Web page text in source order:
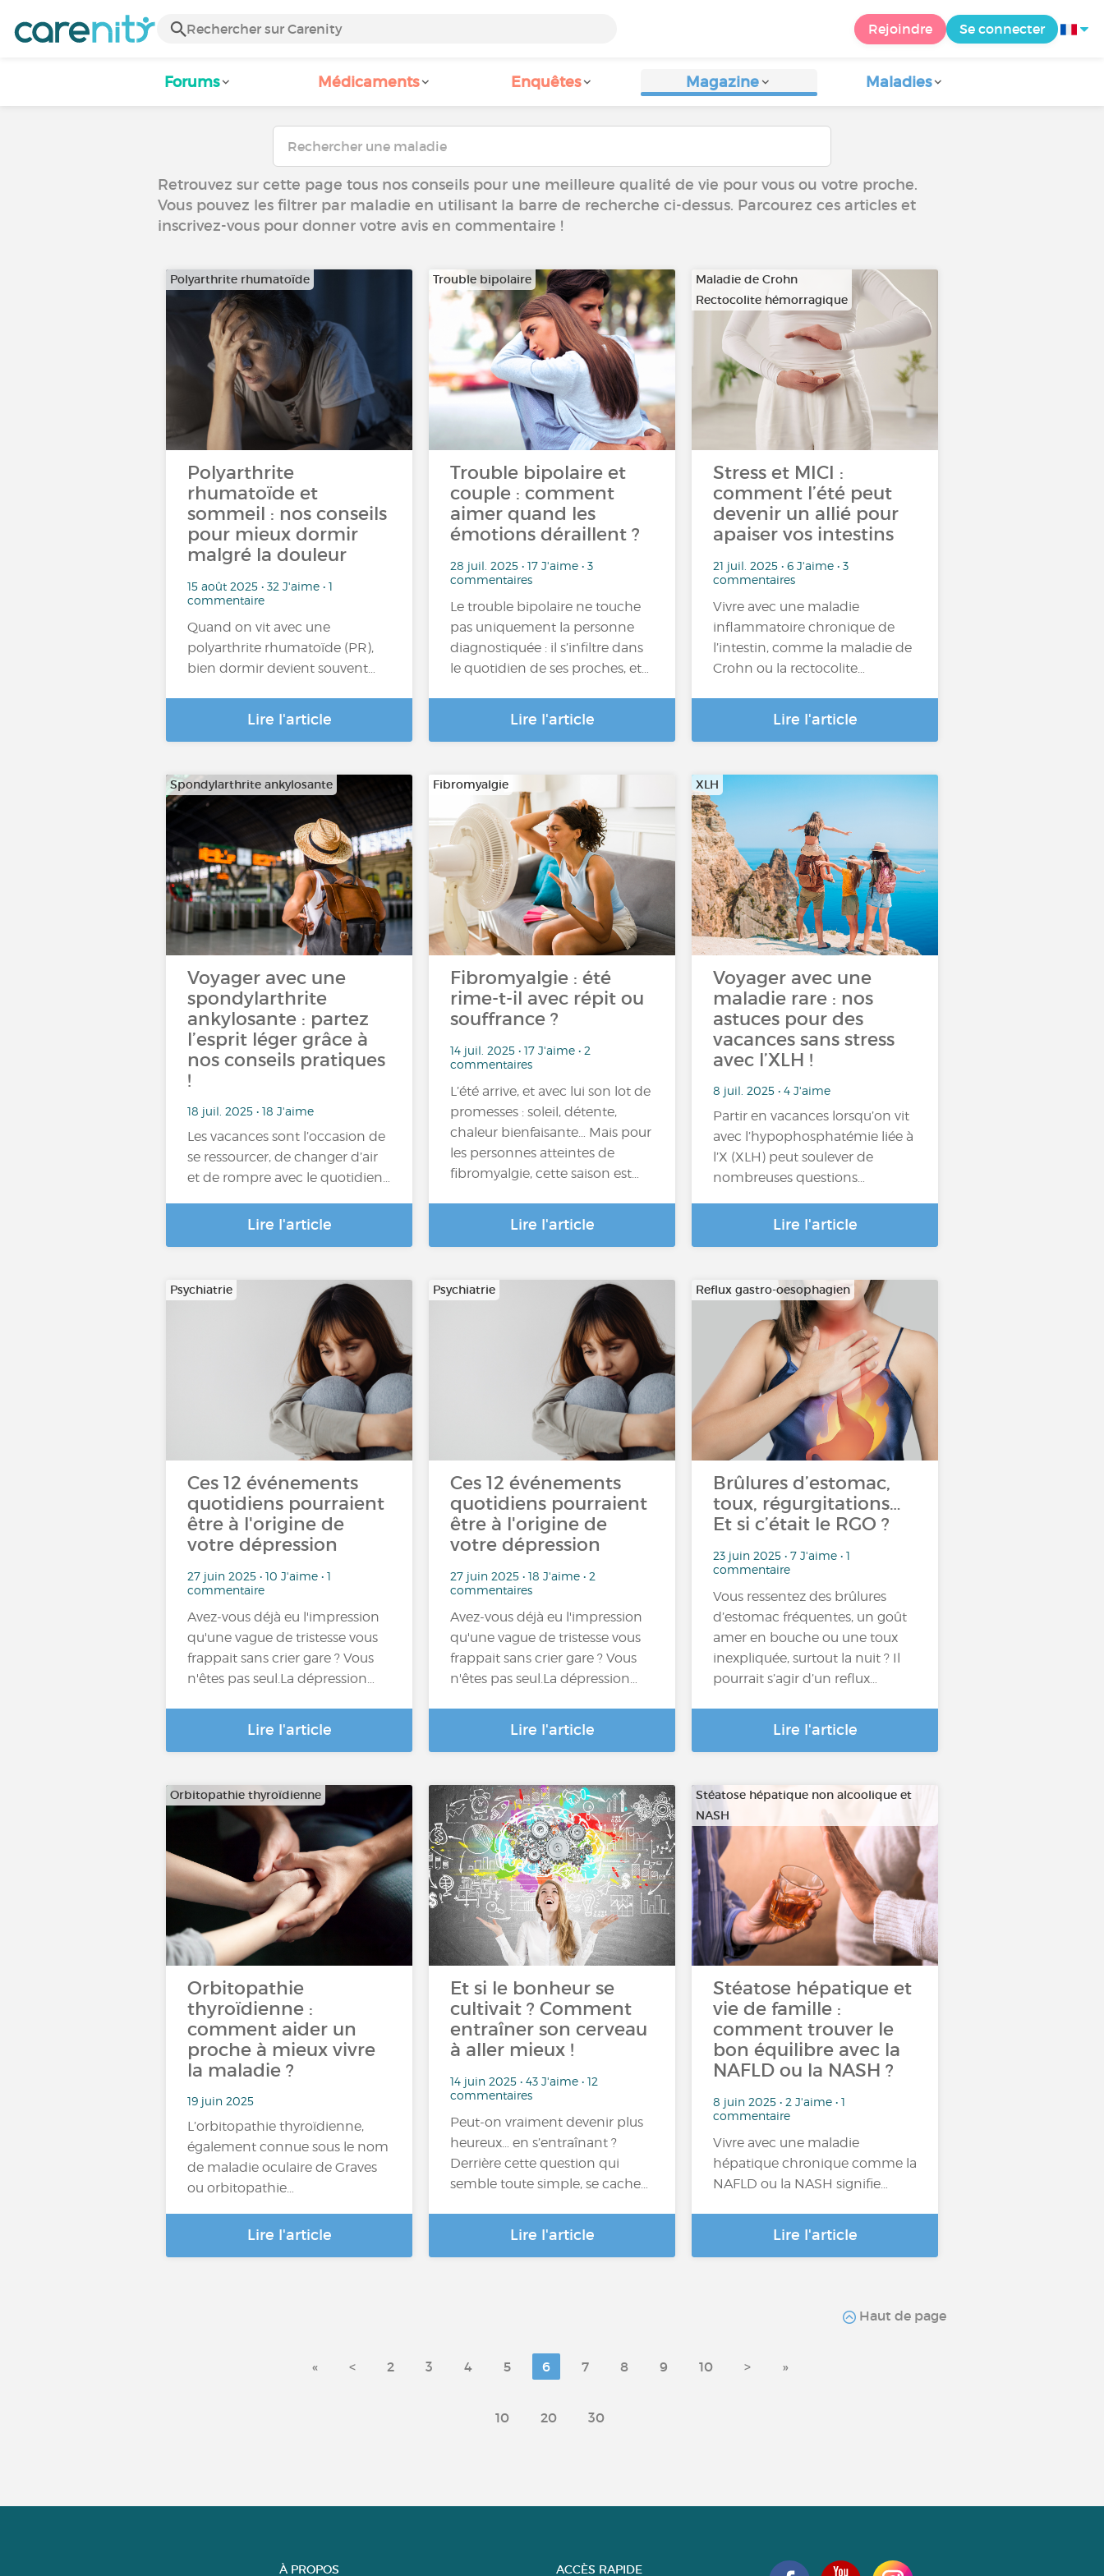
Rejoindre Se connecter
Forums Médicaments Enquêtes Magazine Maladies
Retrouvez sur cette page tous nos conseils pour une meilleure qualité de vie pour vous ou votre proche.
Vous pouvez les filtrer par maladie en utilisant la barre de recherche ci-dessus. Parcourez ces articles et
inscrivez-vous pour donner votre avis en commentaire !
Polyarthrite rhumatoïde
Polyarthrite
rhumatoïde et
sommeil : nos conseils
pour mieux dormir
malgré la douleur
15 août 2025 • 32 J'aime • 1
commentaire
Quand on vit avec une
polyarthrite rhumatoïde (PR),
bien dormir devient souvent…
Lire l'article
Trouble bipolaire
Trouble bipolaire et
couple : comment
aimer quand les
émotions déraillent ?
28 juil. 2025 • 17 J'aime • 3
commentaires
Le trouble bipolaire ne touche
pas uniquement la personne
diagnostiquée : il s’infiltre dans
le quotidien de ses proches, et…
Lire l'article
Maladie de Crohn
Rectocolite hémorragique
Stress et MICI :
comment l’été peut
devenir un allié pour
apaiser vos intestins
21 juil. 2025 • 6 J'aime • 3
commentaires
Vivre avec une maladie
inflammatoire chronique de
l’intestin, comme la maladie de
Crohn ou la rectocolite…
Lire l'article
Spondylarthrite ankylosante
Voyager avec une
spondylarthrite
ankylosante : partez
l’esprit léger grâce à
nos conseils pratiques
!
18 juil. 2025 • 18 J'aime
Les vacances sont l’occasion de
se ressourcer, de changer d’air
et de rompre avec le quotidien…
Lire l'article
Fibromyalgie
Fibromyalgie : été
rime-t-il avec répit ou
souffrance ?
14 juil. 2025 • 17 J'aime • 2
commentaires
L’été arrive, et avec lui son lot de
promesses : soleil, détente,
chaleur bienfaisante… Mais pour
les personnes atteintes de
fibromyalgie, cette saison est…
Lire l'article
XLH
Voyager avec une
maladie rare : nos
astuces pour des
vacances sans stress
avec l’XLH !
8 juil. 2025 • 4 J'aime
Partir en vacances lorsqu’on vit
avec l’hypophosphatémie liée à
l’X (XLH) peut soulever de
nombreuses questions…
Lire l'article
Psychiatrie
Ces 12 événements
quotidiens pourraient
être à l'origine de
votre dépression
27 juin 2025 • 10 J'aime • 1
commentaire
Avez-vous déjà eu l'impression
qu'une vague de tristesse vous
frappait sans crier gare ? Vous
n'êtes pas seul.La dépression…
Lire l'article
Psychiatrie
Ces 12 événements
quotidiens pourraient
être à l'origine de
votre dépression
27 juin 2025 • 18 J'aime • 2
commentaires
Avez-vous déjà eu l'impression
qu'une vague de tristesse vous
frappait sans crier gare ? Vous
n'êtes pas seul.La dépression…
Lire l'article
Reflux gastro-oesophagien
Brûlures d’estomac,
toux, régurgitations…
Et si c’était le RGO ?
23 juin 2025 • 7 J'aime • 1
commentaire
Vous ressentez des brûlures
d’estomac fréquentes, un goût
amer en bouche ou une toux
inexpliquée, surtout la nuit ? Il
pourrait s’agir d’un reflux…
Lire l'article
Orbitopathie thyroïdienne
Orbitopathie
thyroïdienne :
comment aider un
proche à mieux vivre
la maladie ?
19 juin 2025
L’orbitopathie thyroïdienne,
également connue sous le nom
de maladie oculaire de Graves
ou orbitopathie…
Lire l'article
Et si le bonheur se
cultivait ? Comment
entraîner son cerveau
à aller mieux !
14 juin 2025 • 43 J'aime • 12
commentaires
Peut-on vraiment devenir plus
heureux… en s’entraînant ?
Derrière cette question qui
semble toute simple, se cache…
Lire l'article
Stéatose hépatique non alcoolique et
NASH
Stéatose hépatique et
vie de famille :
comment trouver le
bon équilibre avec la
NAFLD ou la NASH ?
8 juin 2025 • 2 J'aime • 1
commentaire
Vivre avec une maladie
hépatique chronique comme la
NAFLD ou la NASH signifie…
Lire l'article
Haut de page
« < 2 3 4 5 6 7 8 9 10 > »
10 20 30
À PROPOS ACCÈS RAPIDE